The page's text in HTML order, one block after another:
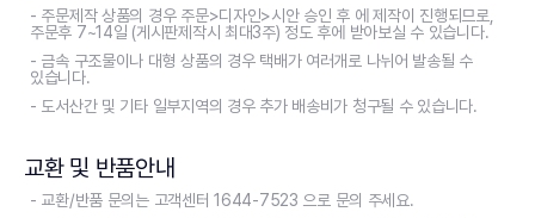
- 주문제작 상품의 경우 주문>디자인>시안 승인 후 에 제작이 진행되므로,
주문후 7~14일 (게시판제작시 최대3주) 정도 후에 받아보실 수 있습니다.
- 금속 구조물이나 대형 상품의 경우 택배가 여러개로 나뉘어 발송될 수
있습니다.
- 도서산간 및 기타 일부지역의 경우 추가 배송비가 청구될 수 있습니다.
교환 및 반품안내
- 교환/반품 문의는 고객센터 1644-7523 으로 문의 주세요.